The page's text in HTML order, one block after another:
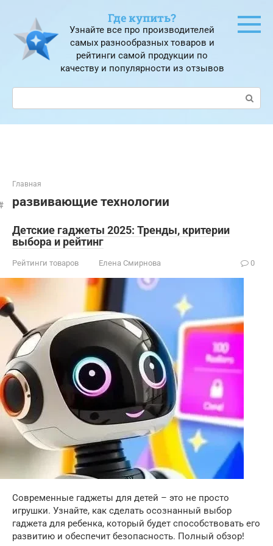
контенту
Где купить?
Узнайте все про производителей
самых разнообразных товаров и
рейтинги самой продукции по
качеству и популярности из отзывов
Поиск:
Главная
развивающие технологии
Детские гаджеты 2025: Тренды, критерии
выбора и рейтинг
Рейтинги товаров Елена Смирнова 0
Современные гаджеты для детей – это не просто
игрушки. Узнайте, как сделать осознанный выбор
гаджета для ребенка, который будет способствовать его
развитию и обеспечит безопасность. Полный обзор!